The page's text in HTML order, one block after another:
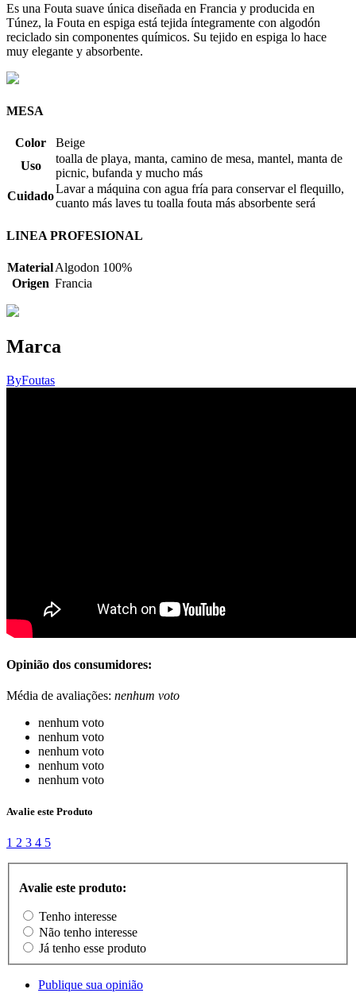
Es una Fouta suave única diseñada en Francia y producida en
Túnez, la Fouta en espiga está tejida íntegramente con algodón
reciclado sin componentes químicos. Su tejido en espiga lo hace
muy elegante y absorbente.
MESA
Color
Beige
Uso
toalla de playa, manta, camino de mesa, mantel, manta de
picnic, bufanda y mucho más
Cuidado
Lavar a máquina con agua fría para conservar el flequillo,
cuanto más laves tu toalla fouta más absorbente será
LINEA PROFESIONAL
MaterialAlgodon 100%
Origen Francia
Marca
ByFoutas
Opinião dos consumidores:
Média de avaliações: nenhum voto
nenhum voto
nenhum voto
nenhum voto
nenhum voto
nenhum voto
Avalie este Produto
1 2 3 4 5
Avalie este produto:
Tenho interesse
Não tenho interesse
Já tenho esse produto
Publique sua opinião